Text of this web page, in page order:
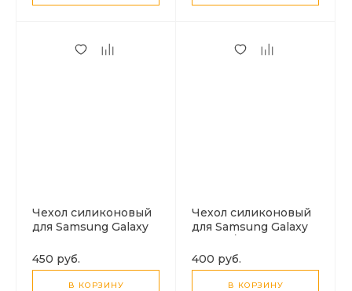
Чехол силиконовый
для Samsung Galaxy
внутри, с защитой
камеры, X-CASE,
черный
450 руб.
В КОРЗИНУ
Чехол силиконовый
для Samsung Galaxy
quality, X-CASE,
красный
400 руб.
В КОРЗИНУ